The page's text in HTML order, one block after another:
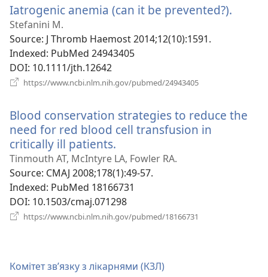
вікні)
Iatrogenic anemia (can it be prevented?).
Stefanini M.
Source‎: J Thromb Haemost 2014;12(10):1591.
Indexed‎: PubMed 24943405
DOI‎: 10.1111/jth.12642
https://www.ncbi.nlm.nih.gov/pubmed/24943405
вікні)
Blood conservation strategies to reduce the
need for red blood cell transfusion in
critically ill patients.
у
новому
вікні)
Tinmouth AT, McIntyre LA, Fowler RA.
Source‎: CMAJ 2008;178(1):49-57.
Indexed‎: PubMed 18166731
DOI‎: 10.1503/cmaj.071298
https://www.ncbi.nlm.nih.gov/pubmed/18166731
Комітет зв’язку з лікарнями (КЗЛ)